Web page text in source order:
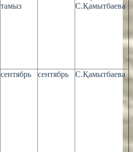
тамыз
С.Қамытбаева
сентябрь сентябрь С.Қамытбаева